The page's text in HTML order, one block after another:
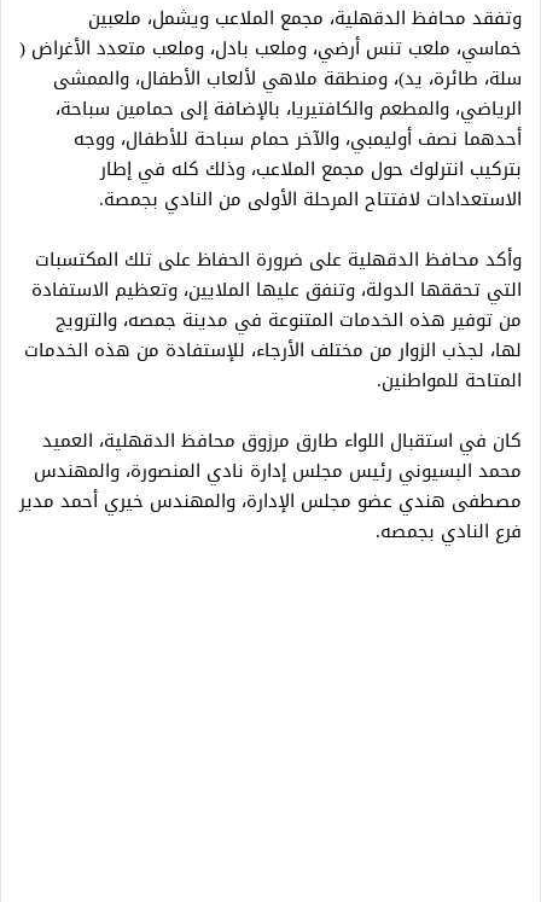
وتفقد محافظ الدقهلية، مجمع الملاعب ويشمل، ملعبين
خماسي، ملعب تنس أرضي، وملعب بادل، وملعب متعدد الأغراض (
سلة، طائرة، يد)، ومنطقة ملاهي لألعاب الأطفال، والممشى
الرياضي، والمطعم والكافتيريا، بالإضافة إلى حمامين سباحة،
أحدهما نصف أوليمبي، والآخر حمام سباحة للأطفال، ووجه
بتركيب انترلوك حول مجمع الملاعب، وذلك كله في إطار
الاستعدادات لافتتاح المرحلة الأولى من النادي بجمصة.
وأكد محافظ الدقهلية على ضرورة الحفاظ على تلك المكتسبات
التي تحققها الدولة، وتنفق عليها الملايين، وتعظيم الاستفادة
من توفير هذه الخدمات المتنوعة في مدينة جمصه، والترويج
لها، لجذب الزوار من مختلف الأرجاء، للإستفادة من هذه الخدمات
المتاحة للمواطنين.
كان في استقبال اللواء طارق مرزوق محافظ الدقهلية، العميد
محمد البسيوني رئيس مجلس إدارة نادي المنصورة، والمهندس
مصطفى هندي عضو مجلس الإدارة، والمهندس خيري أحمد مدير
فرع النادي بجمصه.